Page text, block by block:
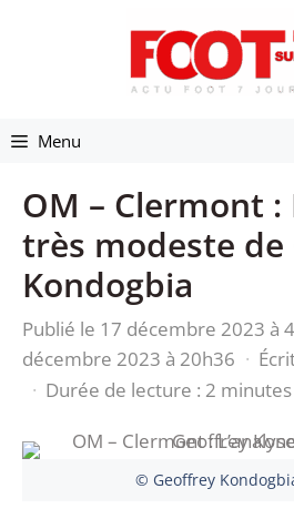
Menu
OM – Clermont :
très modeste
Kondogbia
Publié le 17 décembre 2023 à
décembre 2023 à 20h36 ·
· Durée de lecture : 2 minutes
© Geoffrey